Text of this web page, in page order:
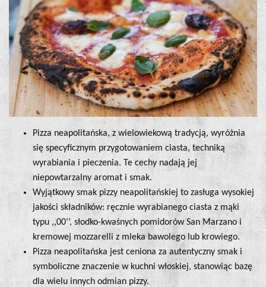
Pizza neapolitańska, z wielowiekową tradycją, wyróżnia
się specyficznym przygotowaniem ciasta, techniką
wyrabiania i pieczenia. Te cechy nadają jej
niepowtarzalny aromat i smak.
Wyjątkowy smak pizzy neapolitańskiej to zasługa wysokiej
jakości składników: ręcznie wyrabianego ciasta z mąki
typu ,,00’’, słodko-kwaśnych pomidorów San Marzano i
kremowej mozzarelli z mleka bawolego lub krowiego.
Pizza neapolitańska jest ceniona za autentyczny smak i
symboliczne znaczenie w kuchni włoskiej, stanowiąc bazę
dla wielu innych odmian pizzy.